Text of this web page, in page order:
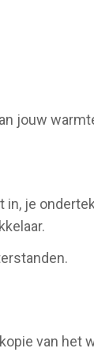
jouw
je
van het